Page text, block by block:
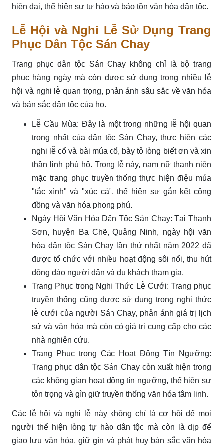
hiện đại, thể hiện sự tự hào và bảo tồn văn hóa dân tộc.
Lễ Hội và Nghi Lễ Sử Dụng Trang
Phục Dân Tộc Sán Chay
Trang phục dân tộc Sán Chay không chỉ là bộ trang
phục hàng ngày mà còn được sử dụng trong nhiều lễ
hội và nghi lễ quan trọng, phản ánh sâu sắc về văn hóa
và bản sắc dân tộc của họ.
Lễ Cầu Mùa: Đây là một trong những lễ hội quan
trọng nhất của dân tộc Sán Chay, thực hiện các
nghi lễ cổ và bài múa cổ, bày tỏ lòng biết ơn và xin
thần linh phù hộ. Trong lễ này, nam nữ thanh niên
mặc trang phục truyền thống thực hiện điệu múa
"tắc xình" và "xúc cá", thể hiện sự gắn kết cộng
đồng và văn hóa phong phú.
Ngày Hội Văn Hóa Dân Tộc Sán Chay: Tại Thanh
Sơn, huyện Ba Chẽ, Quảng Ninh, ngày hội văn
hóa dân tộc Sán Chay lần thứ nhất năm 2022 đã
được tổ chức với nhiều hoạt động sôi nổi, thu hút
đông đảo người dân và du khách tham gia.
Trang Phục trong Nghi Thức Lễ Cưới: Trang phục
truyền thống cũng được sử dụng trong nghi thức
lễ cưới của người Sán Chay, phản ánh giá trị lịch
sử và văn hóa mà còn có giá trị cung cấp cho các
nhà nghiên cứu.
Trang Phục trong Các Hoạt Động Tín Ngưỡng:
Trang phục dân tộc Sán Chay còn xuất hiện trong
các không gian hoạt động tín ngưỡng, thể hiện sự
tôn trọng và gìn giữ truyền thống văn hóa tâm linh.
Các lễ hội và nghi lễ này không chỉ là cơ hội để mọi
người thể hiện lòng tự hào dân tộc mà còn là dịp để
giao lưu văn hóa, giữ gìn và phát huy bản sắc văn hóa